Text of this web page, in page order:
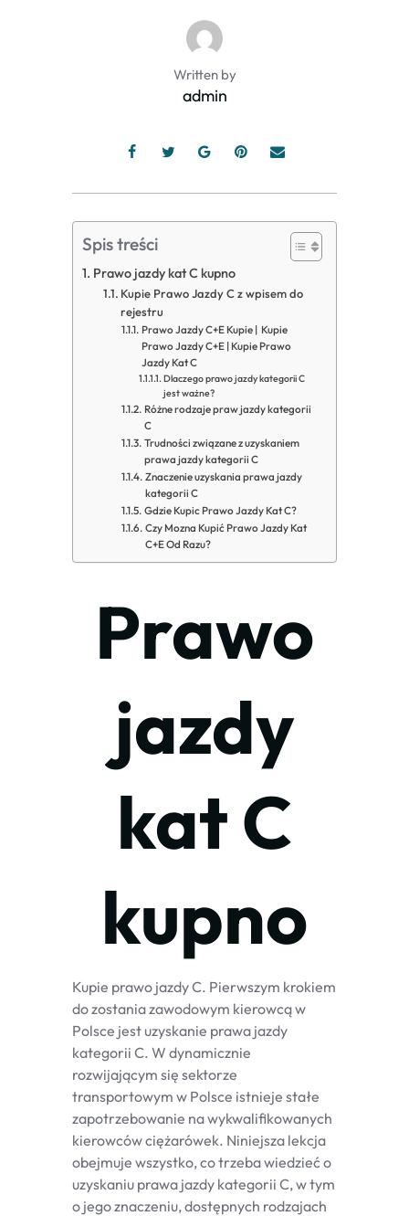
Written by
admin
Spis treści
Prawo jazdy kat C kupno
Kupie Prawo Jazdy C z wpisem do
rejestru
Prawo Jazdy C+E Kupie | Kupie
Prawo Jazdy C+E | Kupie Prawo
Jazdy Kat C
Dlaczego prawo jazdy kategorii C
jest ważne?
Różne rodzaje praw jazdy kategorii
C
Trudności związane z uzyskaniem
prawa jazdy kategorii C
Znaczenie uzyskania prawa jazdy
kategorii C
Gdzie Kupic Prawo Jazdy Kat C?
Czy Mozna Kupić Prawo Jazdy Kat
C+E Od Razu?
Prawo
jazdy
kat C
kupno
Kupie prawo jazdy C. Pierwszym krokiem
do zostania zawodowym kierowcą w
Polsce jest uzyskanie prawa jazdy
kategorii C. W dynamicznie
rozwijającym się sektorze
transportowym w Polsce istnieje stałe
zapotrzebowanie na wykwalifikowanych
kierowców ciężarówek. Niniejsza lekcja
obejmuje wszystko, co trzeba wiedzieć o
uzyskaniu prawa jazdy kategorii C, w tym
o jego znaczeniu, dostępnych rodzajach